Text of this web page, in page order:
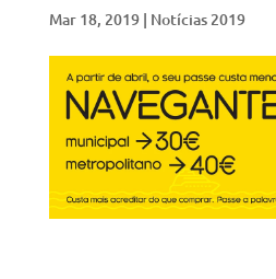
Mar 18, 2019| Notícias 2019